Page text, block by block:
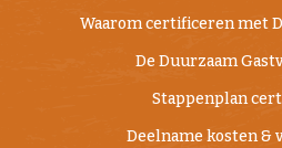
Waarom certificeren met
De Duurzaam
Stappenplan
Deelname kosten &